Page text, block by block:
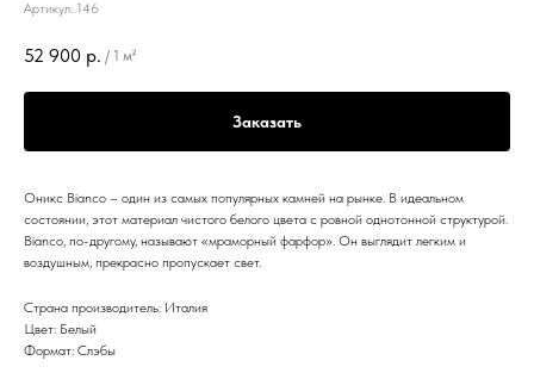
Артикул: 146
52 900 р. / 1 м²
Заказать
Оникс Bianco – один из самых популярных камней на рынке. В идеальном
состоянии, этот материал чистого белого цвета с ровной однотонной структурой.
Bianco, по-другому, называют «мраморный фарфор». Он выглядит легким и
воздушным, прекрасно пропускает свет.
Страна производитель: Италия
Цвет: Белый
Формат: Слэбы